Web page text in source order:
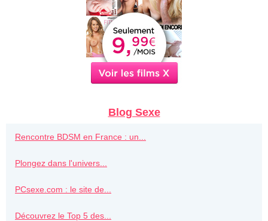
Blog Sexe
Rencontre BDSM en France : un...
Plongez dans l'univers...
PCsexe.com : le site de...
Découvrez le Top 5 des...